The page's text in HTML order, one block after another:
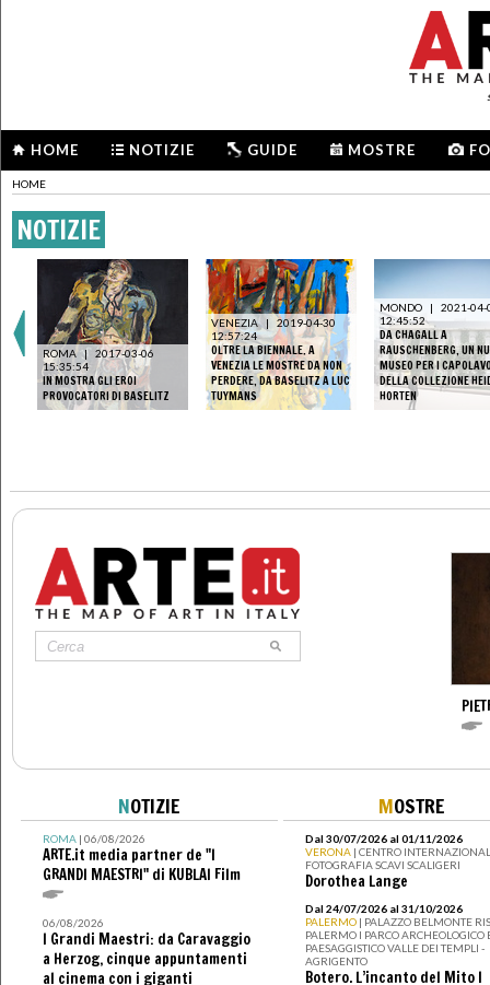
HOME NOTIZIE GUIDE MOSTRE
HOME
NOTIZIE
ROMA | 2017-03-06
15:35:54
IN MOSTRA GLI EROI
PROVOCATORI DI BASELITZ
VENEZIA |
2019-04-30
12:57:24
OLTRE LA BIENNALE. A
VENEZIA LE MOSTRE DA NON
PERDERE, DA BASELITZ A LUC
TUYMANS
MONDO |
2021-04-
12:45:52
DA CHAGALL A
RAUSCHENBERG, UN
MUSEO PER I
DELLA COLLEZIONE
HORTEN
NOTIZIE
ROMA| 06/08/2026
ARTE.it media partner de "I
GRANDI MAESTRI" di KUBLAI Film
06/08/2026
I Grandi Maestri: da Caravaggio
a Herzog, cinque appuntamenti
al cinema con i giganti
MOSTRE
Dal 30/07/2026 al 01/11/2026
VERONA | CENTRO
FOTOGRAFIA SCAVI SCALIGERI
Dorothea Lange
Dal 24/07/2026 al 31/10/2026
PALERMO | PALAZZO BELMONTE
PALERMO I PARCO ARCHEOLOGICO
PAESAGGISTICO VALLE DEI TEMPLI -
AGRIGENTO
Botero. L’incanto del Mito I